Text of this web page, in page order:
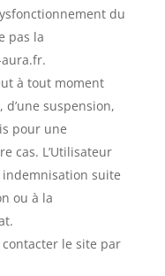
du
pas la
à tout moment
suspension,
pour une
cas. L’Utilisateur
indemnisation suite
ou à la
le site par